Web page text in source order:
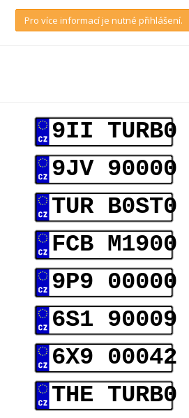
Pro více informací je nutné přihlášení.
9II TURB0
9JV 90000
TUR B0ST0
FCB M1900
9P9 00000
6S1 90009
6X9 00042
THE TURB0